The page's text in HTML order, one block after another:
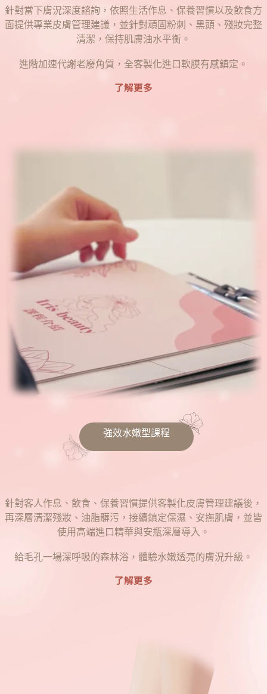
針對當下膚況深度諮詢，依照生活作息、保養習慣以及飲食方
面提供專業皮膚管理建議，並針對頑固粉刺、黑頭、殘妝完整
清潔，保持肌膚油水平衡。
進階加速代謝老廢角質，全客製化進口軟膜有感鎮定。
了解更多
強效水嫩型課程
針對客人作息、飲食、保養習慣提供客製化皮膚管理建議後，
再深層清潔殘妝、油脂髒污，接續鎮定保濕、安撫肌膚，並皆
使用高端進口精華與安瓶深層導入。
給毛孔一場深呼吸的森林浴，體驗水嫩透亮的膚況升級。
了解更多